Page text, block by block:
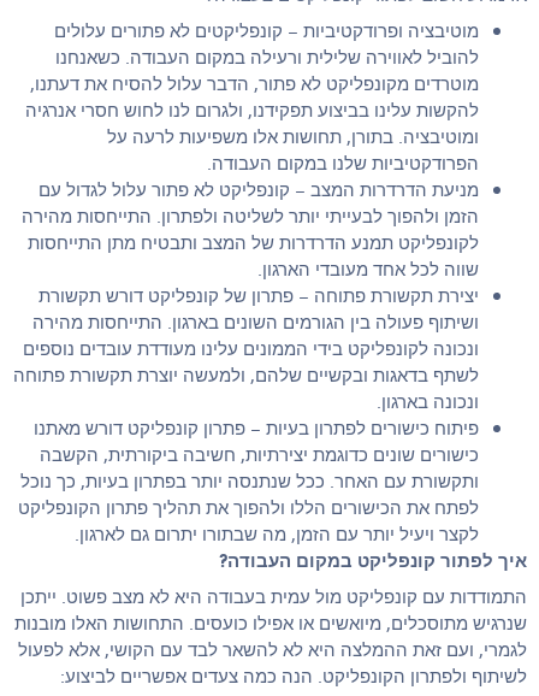
מוטיבציה ופרודקטיביות – קונפליקטים לא פתורים עלולים
להוביל לאווירה שלילית ורעילה במקום העבודה. כשאנחנו
מוטרדים מקונפליקט לא פתור, הדבר עלול להסיח את דעתנו,
להקשות עלינו בביצוע תפקידנו, ולגרום לנו לחוש חסרי אנרגיה
ומוטיבציה. בתורן, תחושות אלו משפיעות לרעה על
הפרודקטיביות שלנו במקום העבודה.
מניעת הדרדרות המצב – קונפליקט לא פתור עלול לגדול עם
הזמן ולהפוך לבעייתי יותר לשליטה ולפתרון. התייחסות מהירה
לקונפליקט תמנע הדרדרות של המצב ותבטיח מתן התייחסות
שווה לכל אחד מעובדי הארגון.
יצירת תקשורת פתוחה – פתרון של קונפליקט דורש תקשורת
ושיתוף פעולה בין הגורמים השונים בארגון. התייחסות מהירה
ונכונה לקונפליקט בידי הממונים עלינו מעודדת עובדים נוספים
לשתף בדאגות ובקשיים שלהם, ולמעשה יוצרת תקשורת פתוחה
ונכונה בארגון.
פיתוח כישורים לפתרון בעיות – פתרון קונפליקט דורש מאתנו
כישורים שונים כדוגמת יצירתיות, חשיבה ביקורתית, הקשבה
ותקשורת עם האחר. ככל שנתנסה יותר בפתרון בעיות, כך נוכל
לפתח את הכישורים הללו ולהפוך את תהליך פתרון הקונפליקט
לקצר ויעיל יותר עם הזמן, מה שבתורו יתרום גם לארגון.
איך לפתור קונפליקט במקום העבודה?
התמודדות עם קונפליקט מול עמית בעבודה היא לא מצב פשוט. ייתכן
שנרגיש מתוסכלים, מיואשים או אפילו כועסים. התחושות האלו מובנות
לגמרי, ועם זאת ההמלצה היא לא להשאר לבד עם הקושי, אלא לפעול
לשיתוף ולפתרון הקונפליקט. הנה כמה צעדים אפשריים לביצוע: